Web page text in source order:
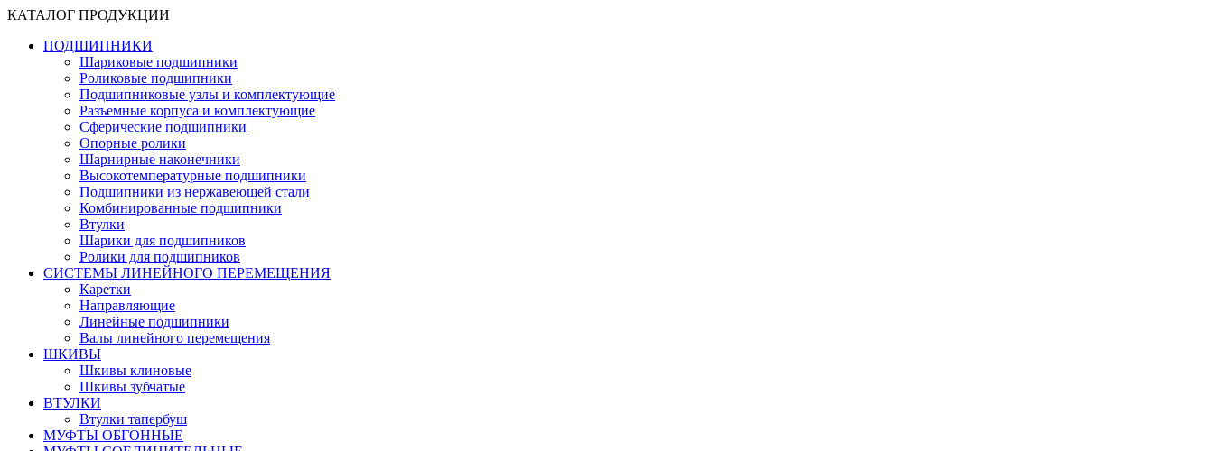
КАТАЛОГ ПРОДУКЦИИ
ПОДШИПНИКИ
Шариковые подшипники
Роликовые подшипники
Подшипниковые узлы и комплектующие
Разъемные корпуса и комплектующие
Сферические подшипники
Опорные ролики
Шарнирные наконечники
Высокотемпературные подшипники
Подшипники из нержавеющей стали
Комбинированные подшипники
Втулки
Шарики для подшипников
Ролики для подшипников
СИСТЕМЫ ЛИНЕЙНОГО ПЕРЕМЕЩЕНИЯ
Каретки
Направляющие
Линейные подшипники
Валы линейного перемещения
ШКИВЫ
Шкивы клиновые
Шкивы зубчатые
ВТУЛКИ
Втулки тапербуш
МУФТЫ ОБГОННЫЕ